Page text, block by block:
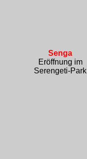
Senga
Eröffnung im
Serengeti-Park